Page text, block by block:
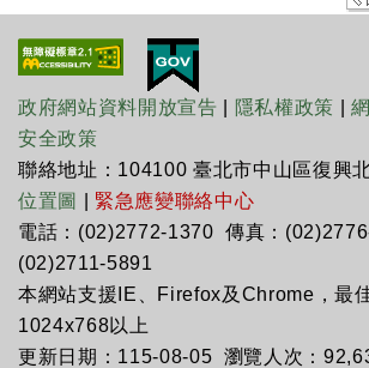
政府網站資料開放宣告 隱私權政策 |
安全政策
聯絡地址：104100 臺北市中山區復興
位置圖
緊急應變聯絡中心
電話：(02)2772-1370 傳真：
(02)2711-5891
本網站支援IE、Firefox及Chrome，最
1024x768以上
更新日期：115-08-05 瀏覽人次：